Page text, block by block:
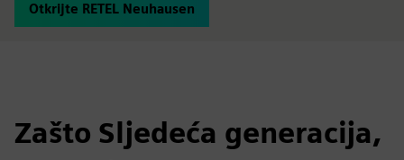
Otkrijte RETEL Neuhausen
Zašto Sljedeća generacija,